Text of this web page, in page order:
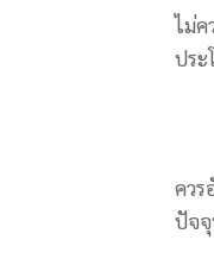
ไม่
ประ
คว
ปัจ